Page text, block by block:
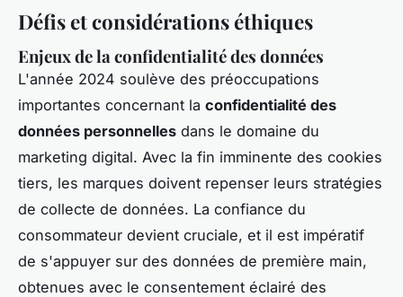
Défis et considérations éthiques
Enjeux de la confidentialité des données
L'année 2024 soulève des préoccupations
importantes concernant la confidentialité des
données personnelles dans le domaine du
marketing digital. Avec la fin imminente des cookies
tiers, les marques doivent repenser leurs stratégies
de collecte de données. La confiance du
consommateur devient cruciale, et il est impératif
de s'appuyer sur des données de première main,
obtenues avec le consentement éclairé des